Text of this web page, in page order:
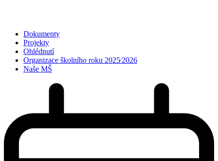
Dokumenty
Projekty
Ohlédnutí
Organizace školního roku 2025⁄2026
Naše MŠ